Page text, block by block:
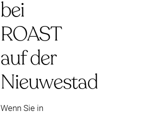
bei
ROAST
auf der
Nieuwestad
Wenn Sie in